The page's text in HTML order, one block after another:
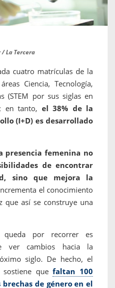
La Tercera
cuatro matrículas de la
Ciencia, Tecnología,
(STEM por sus siglas en
en tanto, el 38% de la
(I+D) es desarrollado
presencia femenina no
de encontrar
sino que mejora la
el conocimiento
que así se construye una
por recorrer es
ver cambios hacia la
siglo. De hecho, el
sostiene quefaltan 100
de género en el